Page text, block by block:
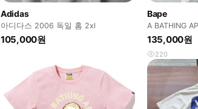
Adidas
아디다스 2006 독일 홈 2xl
105,000원
Bape
A BATHING
tee
135,000원
220